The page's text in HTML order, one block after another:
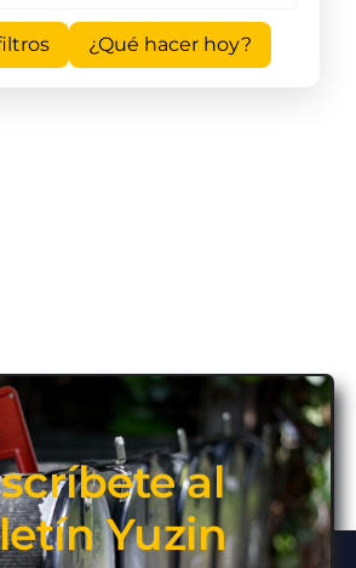
¿Qué hacer hoy?
al
Yuzin